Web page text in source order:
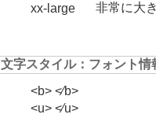
xx-large 非常に大
文字スタイル：フォント情
<b> <⁄b>
<u> <⁄u>